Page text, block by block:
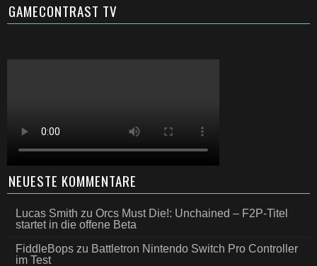
GAMECONTRAST TV
NEUESTE KOMMENTARE
Lucas Smith zu Orcs Must Die!: Unchained – F2P-Titel
startet in die offene Beta
FiddleBops zu Battletron Nintendo Switch Pro Controller
im Test